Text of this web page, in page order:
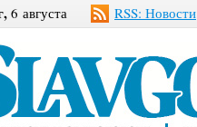
6 августа RSS: Новости